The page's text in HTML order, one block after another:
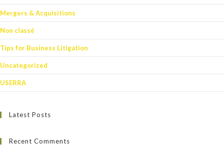
Mergers & Acquisitions
Non classé
Tips for Business Litigation
Uncategorized
USERRA
Latest Posts
Recent Comments